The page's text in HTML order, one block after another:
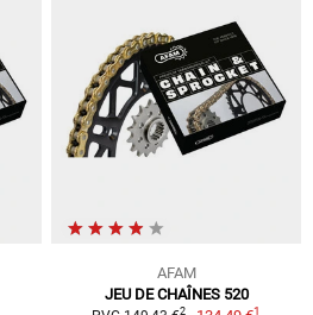
AFAM
JEU DE CHAÎNES 520
2 1